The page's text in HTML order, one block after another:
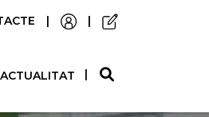
| |
ACTUALITAT